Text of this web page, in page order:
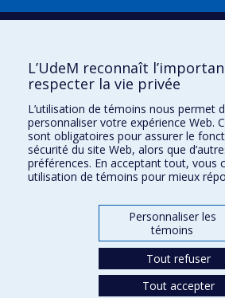
Plan du site|Accessibilité
Téléchargez les logos de l'ESPUM
L’UdeM reconnaît
respecter la vie privée
L’utilisation de témoins nous permet
personnaliser votre expérience Web.
sont obligatoires pour assurer le
sécurité du site Web, alors que
préférences. En acceptant tout, vous
utilisation de témoins pour mieux
Personnaliser les
témoins
Tout refuser
Tout accepter